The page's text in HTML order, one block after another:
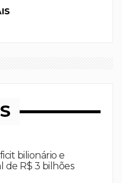
bilionário e
de R$ 3 bilhões